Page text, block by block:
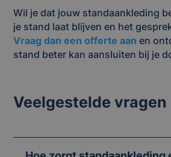
Wil je dat jouw standaankleding
je stand laat blijven en het
Vraag dan een offerte aan en
stand beter kan aansluiten bij je
Veelgestelde vragen